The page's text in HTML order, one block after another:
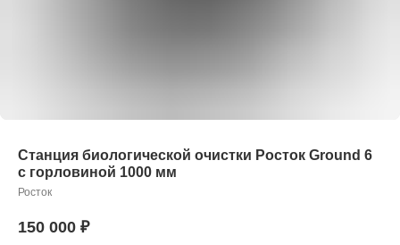
Станция биологической очистки Росток Ground 6
с горловиной 1000 мм
Росток
150 000 ₽